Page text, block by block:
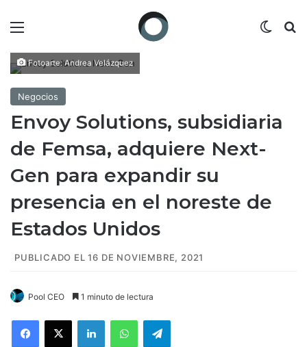
Fotoarte: Andrea Velázquez
Negocios
Envoy Solutions, subsidiaria
de Femsa, adquiere Next-
Gen para expandir su
presencia en el noreste de
Estados Unidos
PUBLICADO EL 16 DE NOVIEMBRE, 2021
Pool CEO 1 minuto de lectura